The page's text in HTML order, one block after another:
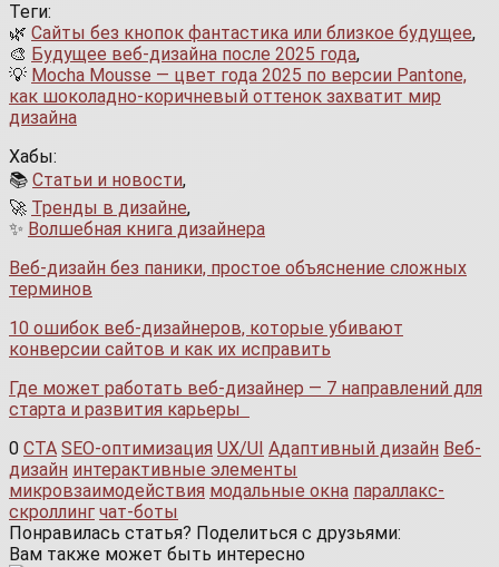
Теги:
🌿 Сайты без кнопок фантастика или близкое будущее,
🎨 Будущее веб-дизайна после 2025 года,
💡 Mocha Mousse — цвет года 2025 по версии Pantone,
как шоколадно-коричневый оттенок захватит мир
дизайна
Хабы:
📚 Статьи и новости,
🚀 Тренды в дизайне,
✨ Волшебная книга дизайнера
Веб-дизайн без паники, простое объяснение сложных
терминов
10 ошибок веб-дизайнеров, которые убивают
конверсии сайтов и как их исправить
Где может работать веб-дизайнер — 7 направлений для
старта и развития карьеры
0 CTA SEO-оптимизация UX/UI Адаптивный дизайн Веб-
дизайн интерактивные элементы
микровзаимодействия модальные окна параллакс-
скроллинг чат-боты
Понравилась статья? Поделиться с друзьями:
Вам также может быть интересно